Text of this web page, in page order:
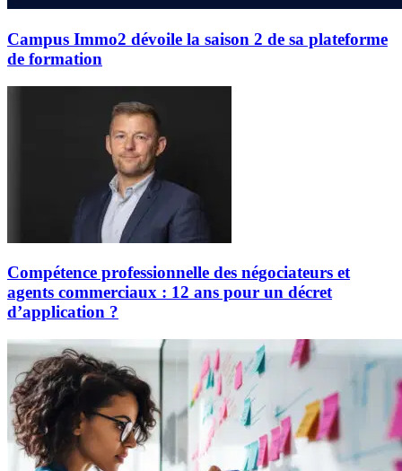
Campus Immo2 dévoile la saison 2 de sa plateforme
de formation
Compétence professionnelle des négociateurs et
agents commerciaux : 12 ans pour un décret
d’application ?